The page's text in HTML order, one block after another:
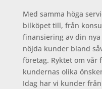
Med samma höga
bilköpet till, från
finansiering av din
nöjda kunder bland
företag. Ryktet om vår
kundernas olika
Idag har vi kunder